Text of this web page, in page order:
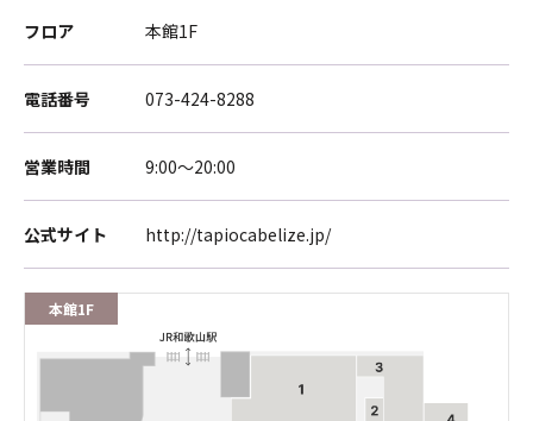
フロア 本館1F
電話番号 073-424-8288
営業時間 9:00～20:00
公式サイト http://tapiocabelize.jp/
本館1F